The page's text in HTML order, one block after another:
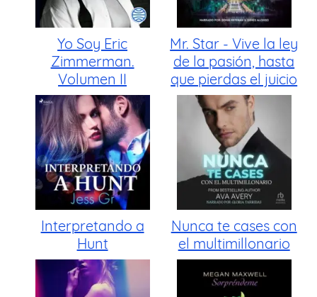
Yo Soy Eric
Zimmerman.
Volumen II
Mr. Star - Vive la ley
de la pasión, hasta
que pierdas el juicio
Interpretando a
Hunt
Nunca te cases con
el multimillonario